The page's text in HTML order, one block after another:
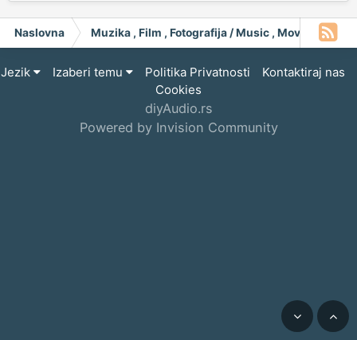
Naslovna Muzika , Film , Fotografija / Music , Moving
Jezik Izaberi temu Politika Privatnosti
Kontaktiraj nas
Cookies
diyAudio.rs
Powered by Invision Community